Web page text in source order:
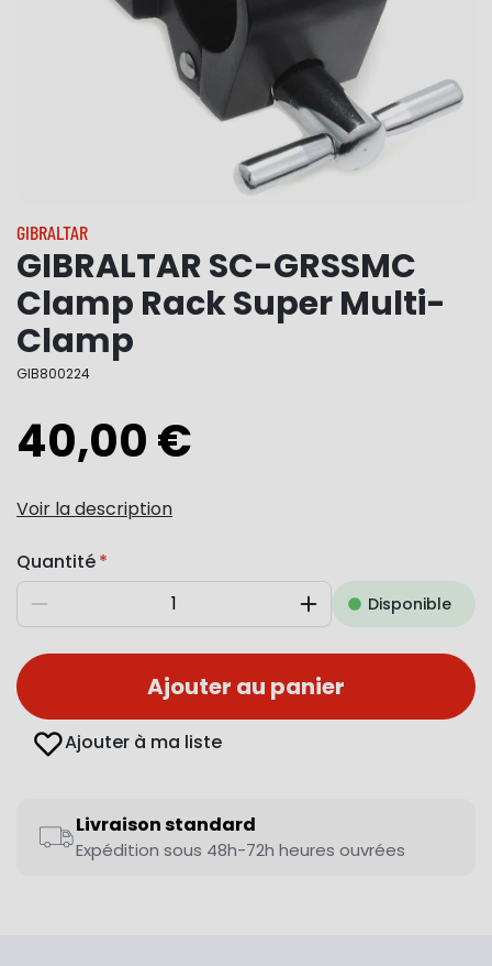
GIBRALTAR
GIBRALTAR SC-GRSSMC
Clamp Rack Super Multi-
Clamp
GIB800224
40,00 €
Voir la description
Quantité
Diminuer AugmenterDisponible
Ajouter au panier
Ajouter à ma liste
Livraison standard
Expédition sous 48h-72h heures ouvrées